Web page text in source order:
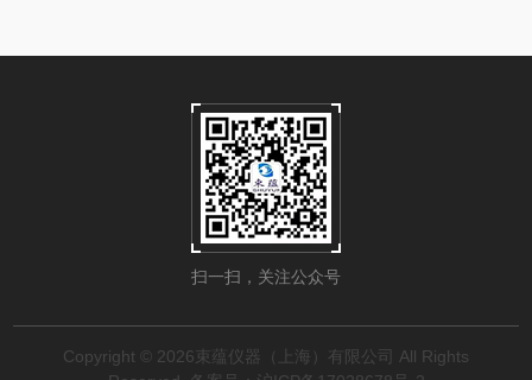
扫一扫，关注公众号
Copyright © 2026束蕴仪器（上海）有限公司 All Rights